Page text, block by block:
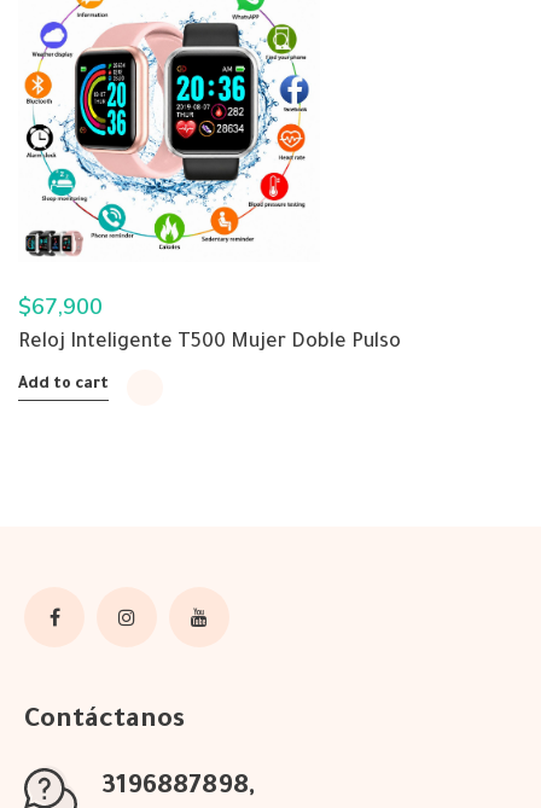
$67,900
Reloj Inteligente T500 Mujer Doble Pulso
Add to cart
Contáctanos
3196887898